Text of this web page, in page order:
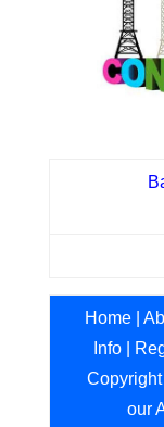
Home|
Info|
Copyright
our